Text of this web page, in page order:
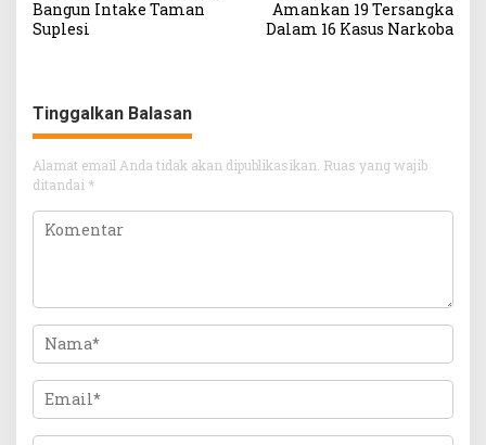
Bangun Intake Taman
Suplesi
Amankan 19 Tersangka
Dalam 16 Kasus Narkoba
Tinggalkan Balasan
Alamat email Anda tidak akan dipublikasikan. Ruas yang wajib
ditandai *